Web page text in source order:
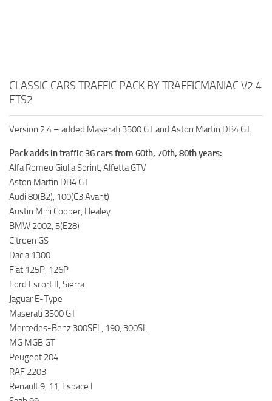
CLASSIC CARS TRAFFIC PACK BY TRAFFICMANIAC V2.4
ETS2
Version 2.4 – added Maserati 3500 GT and Aston Martin DB4 GT.
Pack adds in traffic 36 cars from 60th, 70th, 80th years:
Alfa Romeo Giulia Sprint, Alfetta GTV
Aston Martin DB4 GT
Audi 80(B2), 100(C3 Avant)
Austin Mini Cooper, Healey
BMW 2002, 5(E28)
Citroen GS
Dacia 1300
Fiat 125P, 126P
Ford Escort II, Sierra
Jaguar E-Type
Maserati 3500 GT
Mercedes-Benz 300SEL, 190, 300SL
MG MGB GT
Peugeot 204
RAF 2203
Renault 9, 11, Espace I